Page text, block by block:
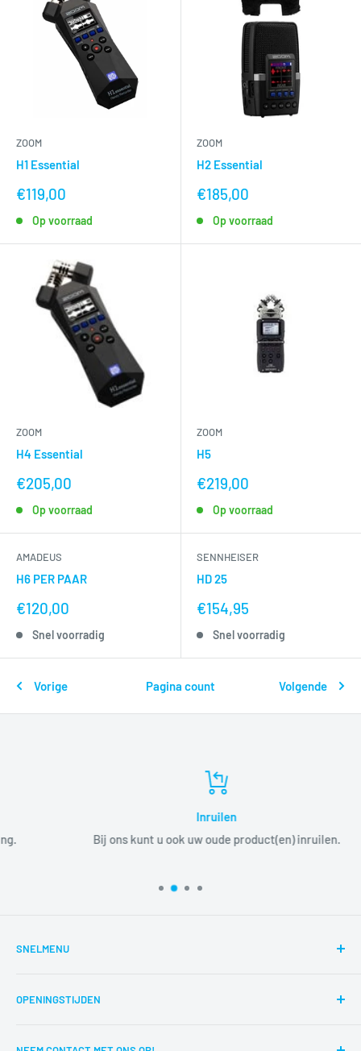
ZOOM
H1 Essential
nu
€119,00
Op voorraad
ZOOM
H2 Essential
nu
€185,00
Op voorraad
ZOOM
H4 Essential
nu
€205,00
Op voorraad
ZOOM
H5
nu
€219,00
Op voorraad
AMADEUS
H6 PER PAAR
nu
€120,00
Snel voorradig
SENNHEISER
HD 25
nu
€154,95
Snel voorradig
Vorige Pagina count Volgende
Inruilen
Bij ons kunt u ook uw oude product(en) inruilen.
SNELMENU
Reparaties
OPENINGSTIJDEN